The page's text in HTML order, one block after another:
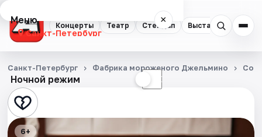
Концерты Театр Стендап Выставки
Меню ×
Санкт-Петербург
Концерты
Театр
Стендап
Ночной режим ☾
Санкт-Петербург Фабрика мороженого Джельмино
6+